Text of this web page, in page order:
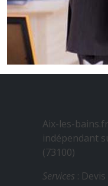
Aix-les-
indépendant
(73100)
Services :